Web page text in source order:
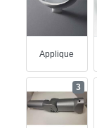
Applique
3